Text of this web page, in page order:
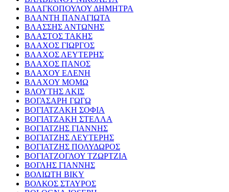
ΒΛΑΓΚΟΠΟΥΛΟΥ ΔΗΜΗΤΡΑ
ΒΛΑΝΤΗ ΠΑΝΑΓΙΩΤΑ
ΒΛΑΣΣΗΣ ΑΝΤΩΝΗΣ
ΒΛΑΣΤΟΣ ΤΑΚΗΣ
ΒΛΑΧΟΣ ΓΙΩΡΓΟΣ
ΒΛΑΧΟΣ ΛΕΥΤΕΡΗΣ
ΒΛΑΧΟΣ ΠΑΝΟΣ
ΒΛΑΧΟΥ ΕΛΕΝΗ
ΒΛΑΧΟΥ ΜΟΜΩ
ΒΛΟΥΤΗΣ ΑΚΙΣ
ΒΟΓΑΣΑΡΗ ΓΩΓΩ
ΒΟΓΙΑΤΖΑΚΗ ΣΟΦΙΑ
ΒΟΓΙΑΤΖΑΚΗ ΣΤΕΛΛΑ
ΒΟΓΙΑΤΖΗΣ ΓΙΑΝΝΗΣ
ΒΟΓΙΑΤΖΗΣ ΛΕΥΤΕΡΗΣ
ΒΟΓΙΑΤΖΗΣ ΠΟΛΥΔΩΡΟΣ
ΒΟΓΙΑΤΖΟΓΛΟΥ ΤΖΩΡΤΖΙΑ
ΒΟΓΛΗΣ ΓΙΑΝΝΗΣ
ΒΟΛΙΩΤΗ ΒΙΚΥ
ΒΟΛΚΟΣ ΣΤΑΥΡΟΣ